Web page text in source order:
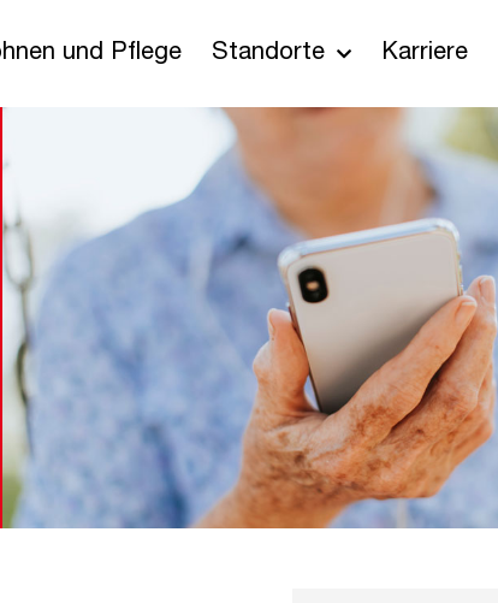
und Pflege Standorte Karriere